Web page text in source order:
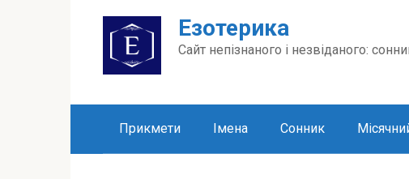
Езотерика
Сайт непізнаного і незвіданого:
Прикмети Імена Сонник